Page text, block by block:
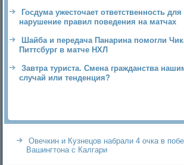
Госдума ужесточает ответственность
нарушение правил поведения на матчах
Шайба и передача Панарина помогли
Питтсбург в матче НХЛ
Завтра туриста. Смена гражданства
случай или тенденция?
Овечкин и Кузнецов набрали 4 очка в
Вашингтона с Калгари